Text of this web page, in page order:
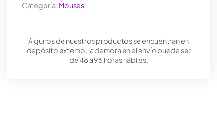
Categoría: Mouses
Algunos de nuestros productos se encuentran en
depósito externo, la demora en el envío puede ser
de 48 a 96 horas hábiles.